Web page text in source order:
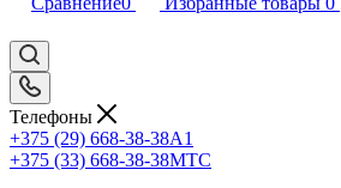
Телефоны
+375 (29) 668-38-38A1
+375 (33) 668-38-38МТС